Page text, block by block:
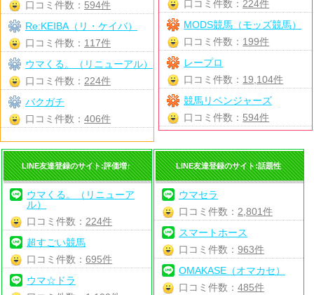
口コミ件数： 224件
MODS競馬（モッズ競馬）
口コミ件数： 199件
レープロ
口コミ件数： 19,104件
競馬リベンジャーズ
口コミ件数： 594件
口コミ件数： 594件
Re:KEIBA（リ・ケイバ）
口コミ件数： 117件
ウマくる。（リニューアル）
口コミ件数： 224件
バクガチ
口コミ件数： 406件
LINE友達登録のサイト:評価増↑
ウマくる。（リニューア
ル）
口コミ件数： 224件
超すごい競馬
口コミ件数：695件
ウマ☆ドラ
LINE友達登録のサイト:話題性
ウマセラ
口コミ件数： 2,801件
スマートホース
口コミ件数： 963件
OMAKASE（オマカセ）
口コミ件数： 485件